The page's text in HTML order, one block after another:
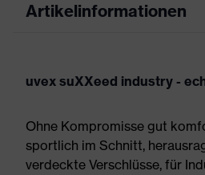
Artikelinformationen
uvex suXXeed industry -
Ohne Kompromisse gut
sportlich im Schnitt,
verdeckte Verschlüsse, für